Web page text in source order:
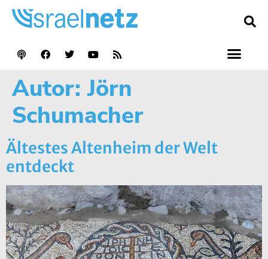
Autor:Jörn
Schumacher
Ältestes Altenheim der Welt
entdeckt